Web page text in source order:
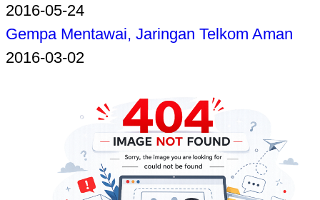
2016-05-24
Gempa Mentawai, Jaringan Telkom Aman
2016-03-02